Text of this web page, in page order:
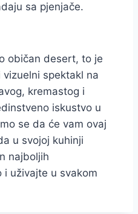
sa pjenjače.
običan desert, to je
spektakl na
kremastog i
iskustvo u
se da će vam ovaj
u svojoj kuhinji
najboljih
i uživajte u svakom